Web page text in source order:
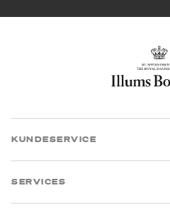
KUNDESERVICE
SERVICES